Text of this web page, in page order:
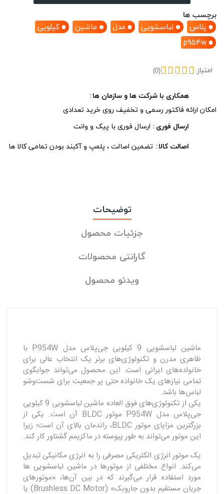
برچسب ها
پلاس
لباسشویی مدل ماشین
کیلویی
p954w
امتیاز: (0)
همکاری با شرکت ها و سازمان ها
امکان ارائه فاکتور رسمی و تخفیف روی خرید تعدادی
ارسال فوری ارسال فوری با پیک و وانت
اصالت کالا تضمین اصالت ، پلمپ و آکبند بودن تمامی کالا ها
توضیحات
جزئیات محصول
گارانتی محصولات
ویدئو محصول
ماشین لباسشویی 9 کیلویی جی‌پلاس مدل P954W با
ظاهری مدرن و تکنولوژی‌های برتر یک انتخاب عالی برای
خانواده‌های ایرانی است. این محصول می‌تواند جوابگوی
تمامی نیاز‌های یک خانواده حتی پر جمعیت برای شست‌وشو
لباس‌ها باشد.
یکی از تکنولوژی‌های فوق العاده ماشین لباسشویی 9 کیلویی
جی‌پلاس مدل P954W موتور BLDC آن است. یکی از
بزرگترین مزایای موتور BLDC، راندمان بالای آن است؛ زیرا
این موتور می‌تواند به طور پیوسته در ماکزیمم گشتاور کار کند.
یک موتور انرژی الکتریکی مصرفی را به انرژی مکانیکی تبدیل
می‌کند. انواع مختلفی از موتورها در ماشین لباسشویی ها
مورد استفاده قرار می‌گیرند که در بین آن‌ها، «موتورهای
جریان مستقیم بدون جاروبک» (Brushless DC Motor) یا